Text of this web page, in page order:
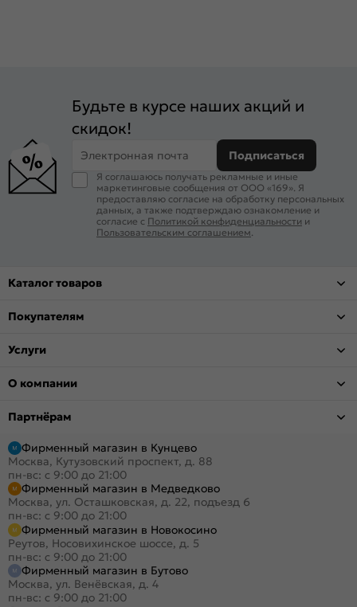
Будьте в курсе наших акций и
скидок!
Электронная почта Подписаться
Я соглашаюсь получать рекламные и иные
маркетинговые сообщения от ООО «169». Я
предоставляю согласие на обработку персональных
данных, а также подтверждаю ознакомление и
согласие с Политикой конфиденциальности и
Пользовательским соглашением
Каталог товаров
Покупателям
Услуги
О компании
Партнёрам
Фирменный магазин в Кунцево
Москва, Кутузовский проспект, д. 88
пн-вс: с 9:00 до 21:00
Фирменный магазин в Медведково
Москва, ул. Осташковская, д. 22, подъезд 6
пн-вс: с 9:00 до 21:00
Фирменный магазин в Новокосино
Реутов, Носовихинское шоссе, д. 5
пн-вс: с 9:00 до 21:00
Фирменный магазин в Бутово
Москва, ул. Венёвская, д. 4
пн-вс: с 9:00 до 21:00